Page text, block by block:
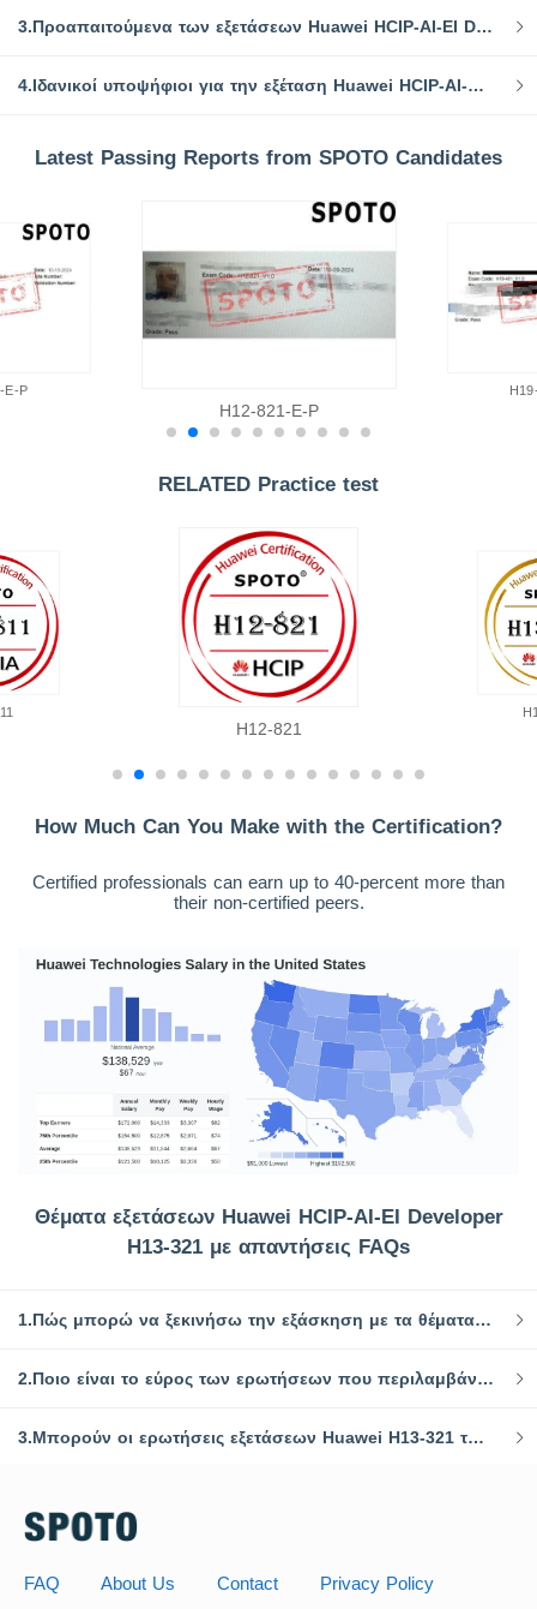
3.Προαπαιτούμενα των εξετάσεων Huawei HCIP-AI-EI Developer H13-321
4.Ιδανικοί υποψήφιοι για την εξέταση Huawei HCIP-AI-EI Developer H13-321
Latest Passing Reports from SPOTO Candidates
E-P
H12-821-E-P
RELATED Practice test
H12-821
How Much Can You Make with the Certification?
Certified professionals can earn up to 40-percent more than
their non-certified peers.
Θέματα εξετάσεων Huawei HCIP-AI-EI Developer
H13-321 με απαντήσεις FAQs
1.Πώς μπορώ να ξεκινήσω την εξάσκηση με τα θέματα των εξετάσεων H13-321 με απαντήσεις;
2.Ποιο είναι το εύρος των ερωτήσεων που περιλαμβάνονται στα θέματα των εξετάσεων Huawei H13-321 της SPOTO με απαντήσεις;
3.Μπορούν οι ερωτήσεις εξετάσεων Huawei H13-321 της SPOTO να εγγυηθούν ένα πέρασμα;
FAQ About Us Contact Privacy Policy